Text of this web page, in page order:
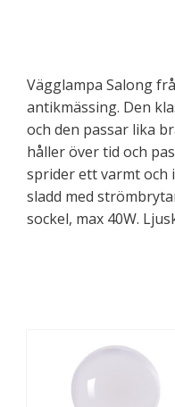
Vägglampa Salong
antikmässing. Den
och den passar lika
håller över tid och
sprider ett varmt och
sladd med
sockel, max 40W.